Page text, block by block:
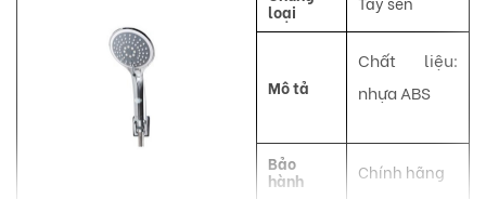
loại
Mô tả
Chất liệu:
nhựa ABS
Bảo
hành Chính hãng